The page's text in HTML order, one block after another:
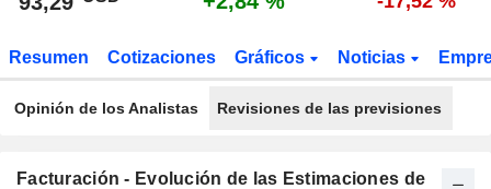
Resumen Cotizaciones Gráficos Noticias
Opinión de los Analistas Revisiones de las previsiones
Facturación - Evolución de las Estimaciones de